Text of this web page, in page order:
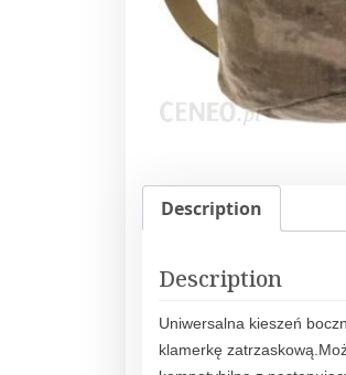
Description
Description
Uniwersalna kieszeń
klamerkę